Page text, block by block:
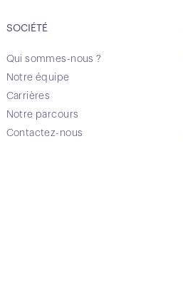
SOCIÉTÉ
Qui sommes-nous ?
Notre équipe
Carrières
Notre parcours
Contactez-nous